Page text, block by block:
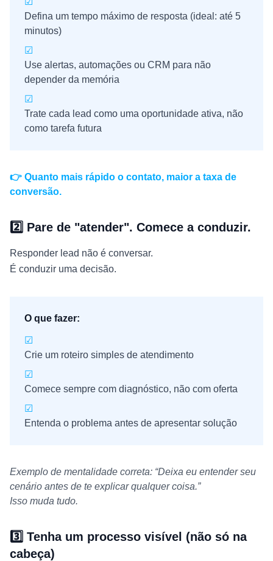
Defina um tempo máximo de resposta (ideal: até 5
minutos)
☑
Use alertas, automações ou CRM para não
depender da memória
☑
Trate cada lead como uma oportunidade ativa, não
como tarefa futura
👉 Quanto mais rápido o contato, maior a taxa de
conversão.
2️⃣ Pare de "atender". Comece a conduzir.
Responder lead não é conversar.
É conduzir uma decisão.
O que fazer:
☑
Crie um roteiro simples de atendimento
☑
Comece sempre com diagnóstico, não com oferta
☑
Entenda o problema antes de apresentar solução
Exemplo de mentalidade correta: “Deixa eu entender seu
cenário antes de te explicar qualquer coisa.”
Isso muda tudo.
3️⃣ Tenha um processo visível (não só na
cabeça)